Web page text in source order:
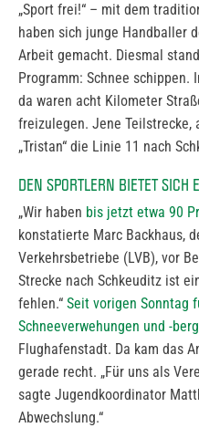
„Sport frei!“ – mit dem
haben sich junge Handballer
Arbeit gemacht. Diesmal
Programm: Schnee schippen.
da waren acht Kilometer
freizulegen. Jene Teilstrecke,
„Tristan“ die Linie 11 nach
DEN SPORTLERN BIETET SICH
„Wir haben bis jetzt etwa 90
konstatierte Marc Backhaus,
Verkehrsbetriebe (LVB), vor
Strecke nach Schkeuditz ist
fehlen.“ Seit vorigen Sonntag
Schneeverwehungen und -
Flughafenstadt. Da kam das
gerade recht. „Für uns als
sagte Jugendkoordinator
Abwechslung.“